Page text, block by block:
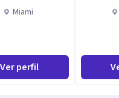
Miami
Ver perfil